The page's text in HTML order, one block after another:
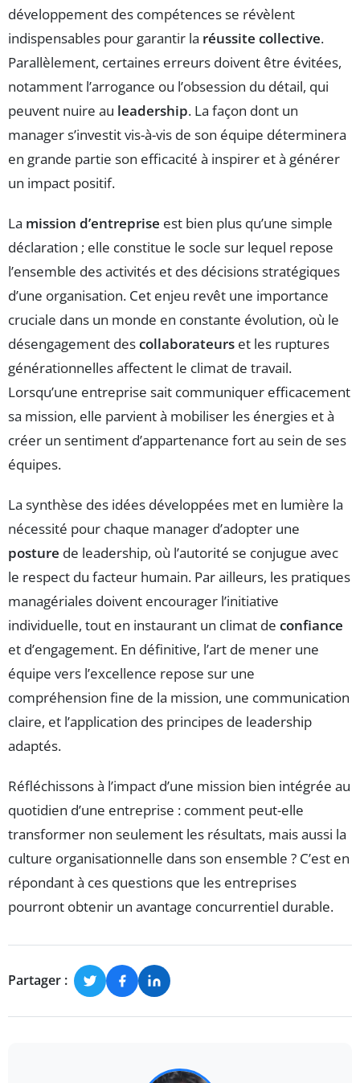
développement des compétences se révèlent
indispensables pour garantir la réussite collective.
Parallèlement, certaines erreurs doivent être évitées,
notamment l’arrogance ou l’obsession du détail, qui
peuvent nuire au leadership. La façon dont un
manager s’investit vis-à-vis de son équipe déterminera
en grande partie son efficacité à inspirer et à générer
un impact positif.
La mission d’entreprise est bien plus qu’une simple
déclaration ; elle constitue le socle sur lequel repose
l’ensemble des activités et des décisions stratégiques
d’une organisation. Cet enjeu revêt une importance
cruciale dans un monde en constante évolution, où le
désengagement descollaborateurs et les ruptures
générationnelles affectent le climat de travail.
Lorsqu’une entreprise sait communiquer efficacement
sa mission, elle parvient à mobiliser les énergies et à
créer un sentiment d’appartenance fort au sein de ses
équipes.
La synthèse des idées développées met en lumière la
nécessité pour chaque manager d’adopter une
posture de leadership, où l’autorité se conjugue avec
le respect du facteur humain. Par ailleurs, les pratiques
managériales doivent encourager l’initiative
individuelle, tout en instaurant un climat de confiance
et d’engagement. En définitive, l’art de mener une
équipe vers l’excellence repose sur une
compréhension fine de la mission, une communication
claire, et l’application des principes de leadership
adaptés.
Réfléchissons à l’impact d’une mission bien intégrée au
quotidien d’une entreprise : comment peut-elle
transformer non seulement les résultats, mais aussi la
culture organisationnelle dans son ensemble ? C’est en
répondant à ces questions que les entreprises
pourront obtenir un avantage concurrentiel durable.
Partager :